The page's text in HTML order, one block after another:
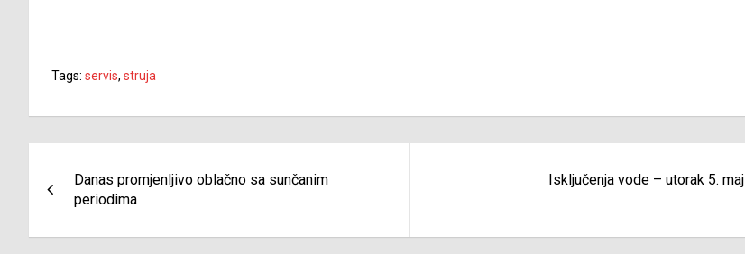
Tags: servis, struja
članaka
Danas promjenljivo oblačno sa sunčanim
periodima
Isključenja vode – utorak 5. maj